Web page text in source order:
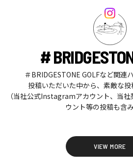
#
＃BRIDGESTONE GOLFなど関連
投稿いただいた中から、素敵な投
（当社公式Instagramアカウント、当
ウント等の投稿も含み
VIEW MORE